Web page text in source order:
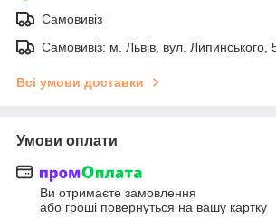
Самовивіз
Самовивіз: м. Львів, вул. Липинського,
Всі умови доставки
Умови оплати
Ви отримаєте замовлення
або гроші повернуться на вашу картку